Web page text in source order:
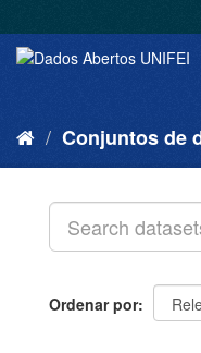
Conjuntos de
Ordenar por